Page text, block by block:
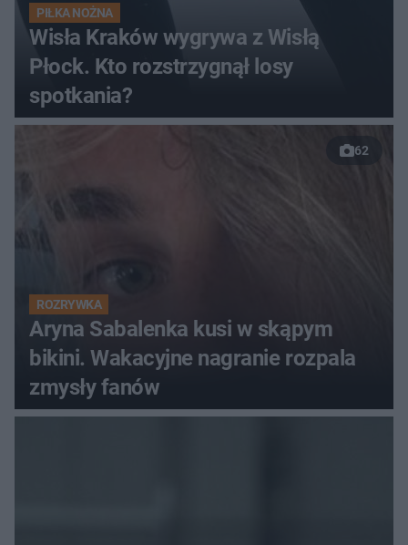
PIŁKA NOŻNA
Wisła Kraków wygrywa z Wisłą
Płock. Kto rozstrzygnął losy
spotkania?
62
ROZRYWKA
Aryna Sabalenka kusi w skąpym
bikini. Wakacyjne nagranie rozpala
zmysły fanów